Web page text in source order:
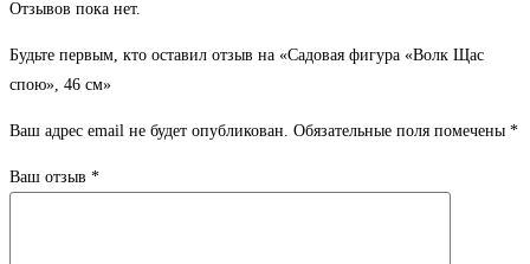
Отзывов пока нет.
Будьте первым, кто оставил отзыв на «Садовая фигура «Волк Щас
спою», 46 см»
Ваш адрес email не будет опубликован. Обязательные поля помечены *
Ваш отзыв *